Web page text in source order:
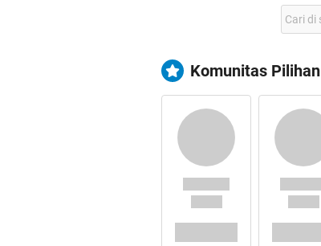
Komunitas Pilihan